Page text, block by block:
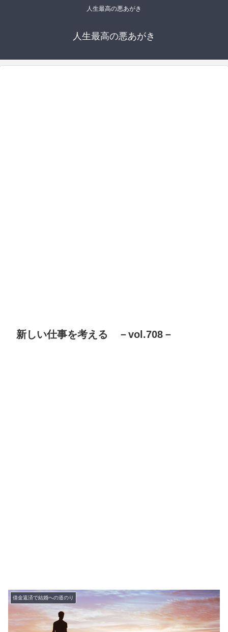
人生最高の悪あがき
人生最高の悪あがき
新しい仕事を考える －vol.708－
借金返済で結婚への道のり